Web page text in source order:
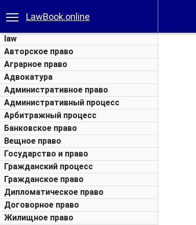
LawBook.online
law
Авторское право
Аграрное право
Адвокатура
Административное право
Административный процесс
Арбитражный процесс
Банковское право
Вещное право
Государство и право
Гражданский процесс
Гражданское право
Дипломатическое право
Договорное право
Жилищное право